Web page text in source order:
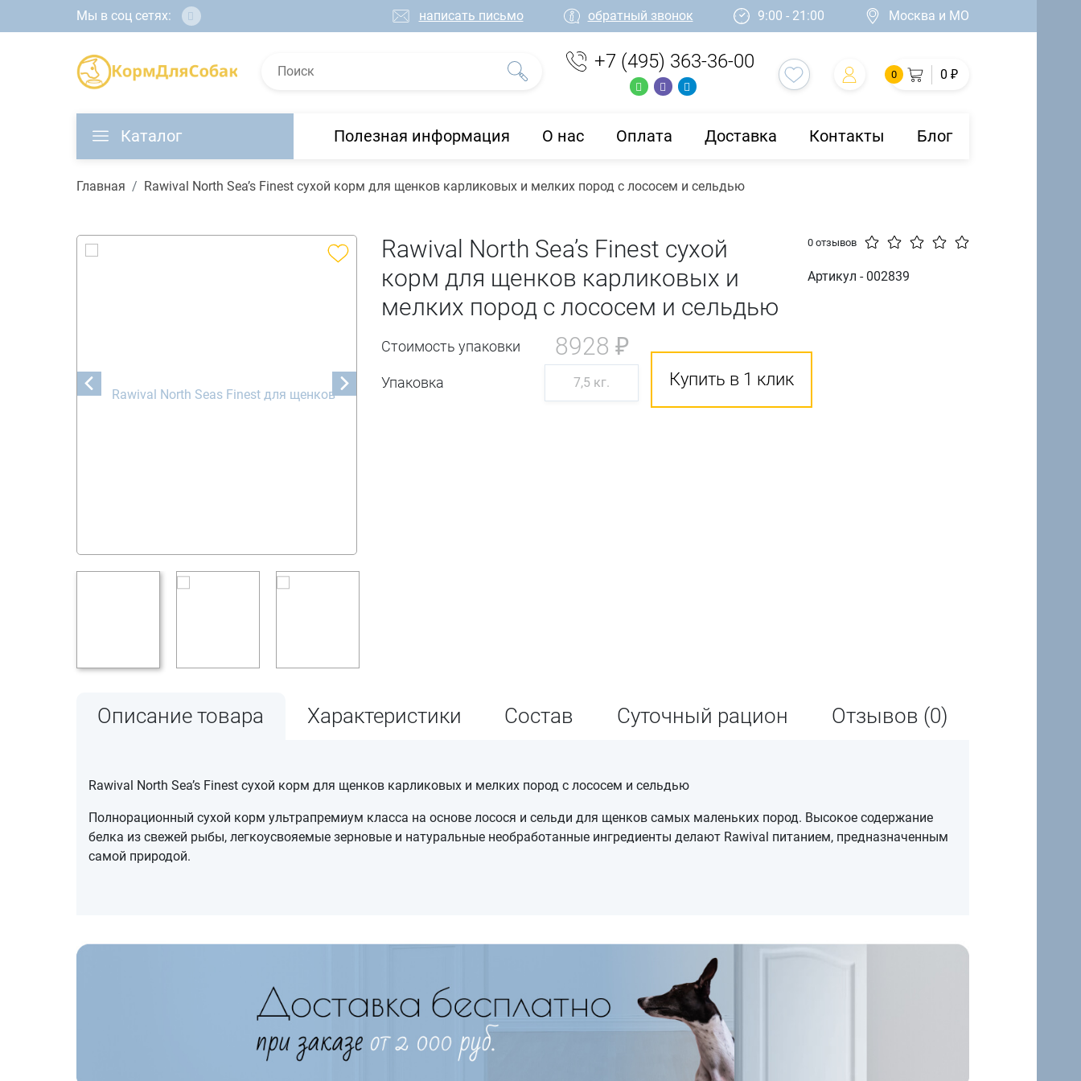
Мы в соц сетях: написать письмо обратный звонок 9:00 - 21:00 Москва и МО
+7 (495) 363-36-00
0 0 ₽
Каталог Полезная информация О нас Оплата Доставка Контакты Блог
Главная Rawival North Sea’s Finest сухой корм для щенков карликовых и мелких пород с лососем и сельдью
Rawival North Sea’s Finest сухой
корм для щенков карликовых и
мелких пород с лососем и сельдью
0 отзывов
Артикул - 002839
Стоимость упаковки
Упаковка
8928 ₽
7,5 кг. Купить в 1 клик
Описание товара Характеристики Состав Суточный рацион Отзывов (0)
Rawival North Sea’s Finest сухой корм для щенков карликовых и мелких пород с лососем и сельдью
Полнорационный сухой корм ультрапремиум класса на основе лосося и сельди для щенков самых маленьких пород. Высокое содержание
белка из свежей рыбы, легкоусвояемые зерновые и натуральные необработанные ингредиенты делают Rawival питанием, предназначенным
самой природой.